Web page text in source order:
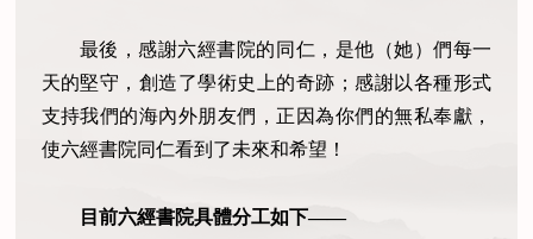
最後，感謝六經書院的同仁，是他（她）們每一
天的堅守，創造了學術史上的奇跡；感謝以各種形式
支持我們的海內外朋友們，正因為你們的無私奉獻，
使六經書院同仁看到了未來和希望！
目前六經書院具體分工如下——